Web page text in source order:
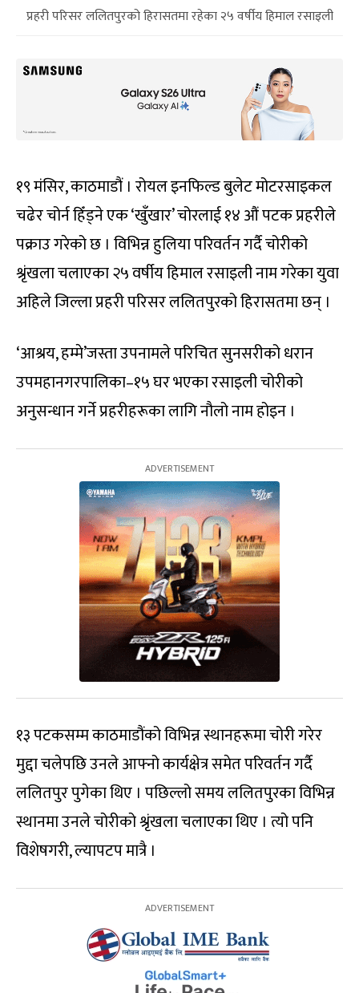
प्रहरी परिसर ललितपुरको हिरासतमा रहेका २५ वर्षीय हिमाल रसाइली
१९ मंसिर, काठमाडौं । रोयल इनफिल्ड बुलेट मोटरसाइकल
चढेर चोर्न हिँड्ने एक ‘खुँखार’ चोरलाई १४ औं पटक प्रहरीले
पक्राउ गरेको छ । विभिन्न हुलिया परिवर्तन गर्दै चोरीको
श्रृंखला चलाएका २५ वर्षीय हिमाल रसाइली नाम गरेका युवा
अहिले जिल्ला प्रहरी परिसर ललितपुरको हिरासतमा छन् ।
‘आश्रय, हम्मे’जस्ता उपनामले परिचित सुनसरीको धरान
उपमहानगरपालिका–१५ घर भएका रसाइली चोरीको
अनुसन्धान गर्ने प्रहरीहरूका लागि नौलो नाम होइन ।
१३ पटकसम्म काठमाडौंको विभिन्न स्थानहरूमा चोरी गरेर
मुद्दा चलेपछि उनले आफ्नो कार्यक्षेत्र समेत परिवर्तन गर्दै
ललितपुर पुगेका थिए । पछिल्लो समय ललितपुरका विभिन्न
स्थानमा उनले चोरीको श्रृंखला चलाएका थिए । त्यो पनि
विशेषगरी, ल्यापटप मात्रै ।